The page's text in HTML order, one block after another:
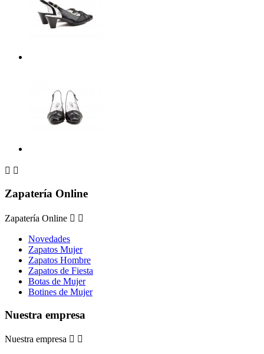
 
Zapatería Online
Zapatería Online  
Novedades
Zapatos Mujer
Zapatos Hombre
Zapatos de Fiesta
Botas de Mujer
Botines de Mujer
Nuestra empresa
Nuestra empresa  